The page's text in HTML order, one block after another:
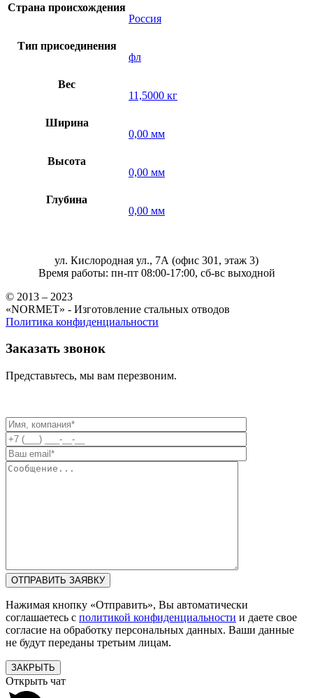
Страна происхождения
Россия
Тип присоединения
фл
Вес
11,5000 кг
Ширина
0,00 мм
Высота
0,00 мм
Глубина
0,00 мм
ул. Кислородная ул., 7А (офис 301, этаж 3)
Время работы: пн-пт 08:00-17:00, сб-вс выходной
© 2013 – 2023
«NORMET» - Изготовление стальных отводов
Политика конфиденциальности
Заказать звонок
Представьтесь, мы вам перезвоним.
Нажимая кнопку «Отправить», Вы автоматически
соглашаетесь с политикой конфиденциальности и даете свое
согласие на обработку персональных данных. Ваши данные
не будут переданы третьим лицам.
ЗАКРЫТЬ
Открыть чат